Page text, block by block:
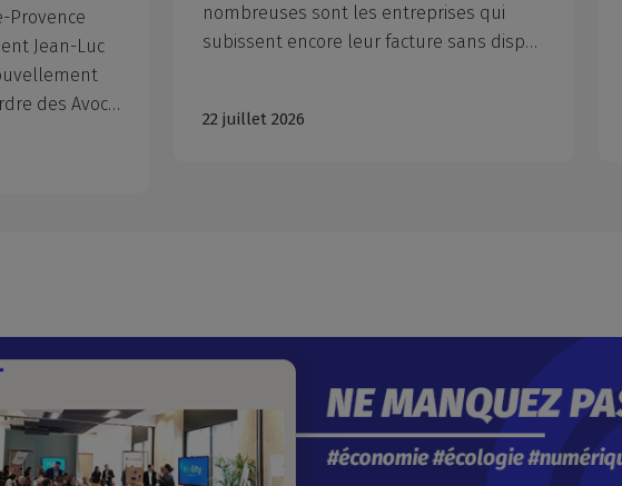
Provence
Jean-Luc
de son partenariat avec l’Ordre des Avocats du Barreau d’Aix-en-Provence, représenté par Monsieur le Bâtonnier Xavier PIETRA, l’Ordre des Avocats du Barreau de Marseille, représenté par Maître Marie-Dominique Poinso-Pourtal, Bâtonnière et Maître Jean-Michel Ollier, Vice-Bâtonnier, la Chambre départementale des Notaires des Bouches-du-Rhône, représentée par Maître Alexis Boyer en l'absence de son Président, Maître Jean-Michel Moulin, et le Conseil Régional de l’Ordre des Experts-Comptables Provence-Alpes-Côte d’Azur, représenté par son Président, Nicolas Férand. À travers la signature de ces conventions, la CCIAMP et l’interprofession du droit et du chiffre réaffirment leur volonté commune de mobiliser leurs expertises respectives au profit des entrepreneurs et des dirigeants d'entreprise du territoire.
nombreuses sont les entreprises qui
subissent encore leur facture sans disposer des outils pour inverser la tendance. La CCI métropolitaine Aix-Marseille-Provence (CCIAMP), lauréate du programme européen LIFE EcoSMEnergy cofinancé par l'Union européenne, propose aux entreprises un accompagnement adapté et gratuit pour les entreprises participantes.
22 juillet 2026